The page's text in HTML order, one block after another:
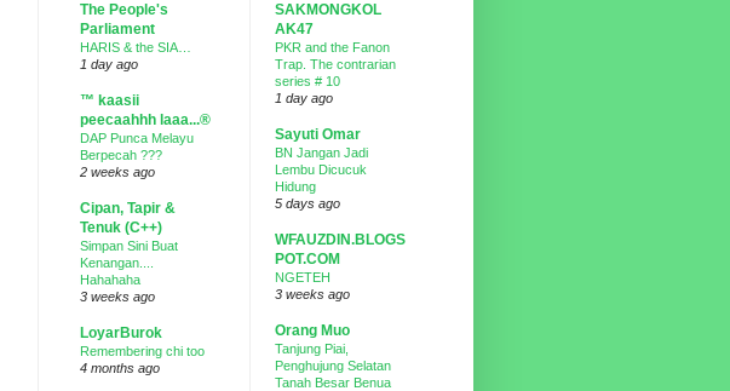
The People's
Parliament
HARIS & the SIA…
1 day ago
™ kaasii
peecaahhh laaa...®
DAP Punca Melayu
Berpecah ???
2 weeks ago
Cipan, Tapir &
Tenuk (C++)
Simpan Sini Buat
Kenangan....
Hahahaha
3 weeks ago
LoyarBurok
Remembering chi too
4 months ago
SAKMONGKOL
AK47
PKR and the Fanon
Trap. The contrarian
series # 10
1 day ago
Sayuti Omar
BN Jangan Jadi
Lembu Dicucuk
Hidung
5 days ago
WFAUZDIN.BLOGS
POT.COM
NGETEH
3 weeks ago
Orang Muo
Tanjung Piai,
Penghujung Selatan
Tanah Besar Benua